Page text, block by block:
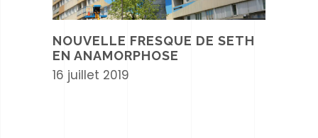
NOUVELLE FRESQUE DE SETH
EN ANAMORPHOSE
16 juillet 2019